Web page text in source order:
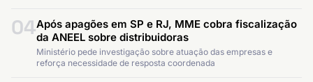
04Após apagões em SP e RJ, MME cobra fiscalização
da ANEEL sobre distribuidoras
Ministério pede investigação sobre atuação das empresas e
reforça necessidade de resposta coordenada